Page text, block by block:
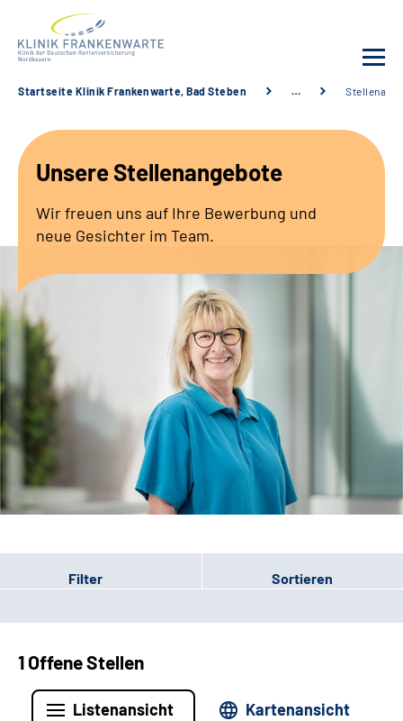
Leistungsangebot
Fachbereiche
Service
Karriere
Suche
Leichte Sprache
Gebärdensprache
Patienten-Login
Startseite Klinik Frankenwarte, Bad Steben …
Unsere Stellenangebote
Wir freuen uns auf Ihre Bewerbung und
neue Gesichter im Team.
Filter Sortieren
1 Offene Stellen
Listenansicht Kartenansicht